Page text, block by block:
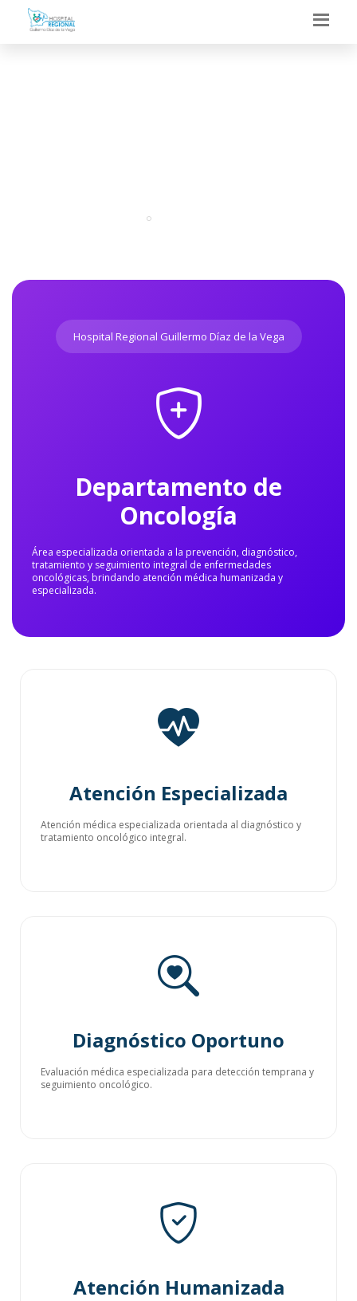
Hospital Regional Guillermo Díaz de la Vega
Departamento de
Oncología
Área especializada orientada a la prevención, diagnóstico,
tratamiento y seguimiento integral de enfermedades
oncológicas, brindando atención médica humanizada y
especializada.
Atención Especializada
Atención médica especializada orientada al diagnóstico y
tratamiento oncológico integral.
Diagnóstico Oportuno
Evaluación médica especializada para detección temprana y
seguimiento oncológico.
Atención Humanizada